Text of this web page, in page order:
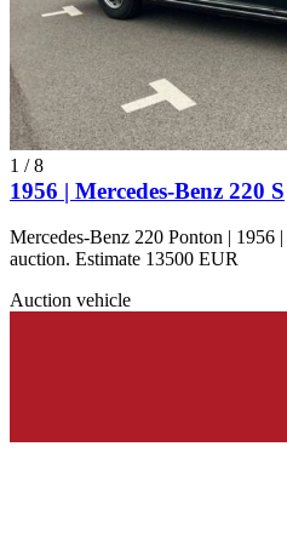
1 /8
1956 | Mercedes-Benz 220 S
Mercedes-Benz 220 Ponton | 1956
auction. Estimate 13500 EUR
Auction vehicle